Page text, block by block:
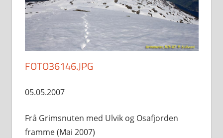
FOTO36146.JPG
05.05.2007
Frå Grimsnuten med Ulvik og Osafjorden
framme (Mai 2007)